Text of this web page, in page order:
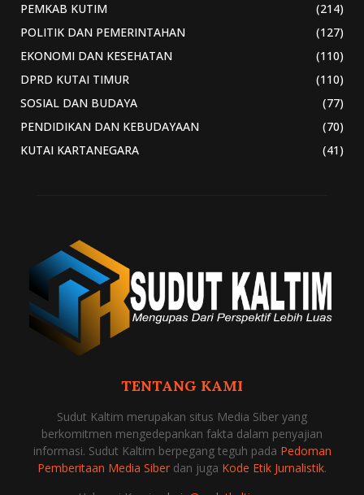
PEMKAB KUTIM
(214)
POLITIK DAN PEMERINTAHAN
(127)
EKONOMI DAN KESEHATAN
(110)
DPRD KUTAI TIMUR
(110)
SOSIAL DAN BUDAYA
(77)
PENDIDIKAN DAN KEBUDAYAAN
(70)
KUTAI KARTANEGARA
(41)
TENTANG KAMI
Sudut Kaltim merupakan situs Media Siber yang
berkomitmen mengedepankan fakta dalam penyajian
informasi. Sudut Kaltim berpegang teguh pada Pedoman
Pemberitaan Media Siber dan juga Kode Etik Jurnalistik.